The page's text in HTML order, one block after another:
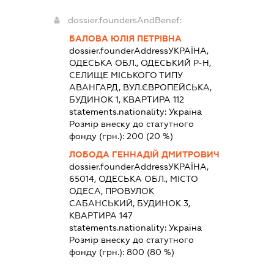
dossier.foundersAndBenef:
БАЛОВА ЮЛІЯ ПЕТРІВНА
dossier.founderAddressУКРАЇНА,
ОДЕСЬКА ОБЛ., ОДЕСЬКИЙ Р-Н,
СЕЛИЩЕ МІСЬКОГО ТИПУ
АВАНГАРД, ВУЛ.ЄВРОПЕЙСЬКА,
БУДИНОК 1, КВАРТИРА 112
statements.nationality:Україна
Розмір внеску до статутного
фонду (грн.):200 (20 %)
ЛОБОДА ГЕННАДІЙ ДМИТРОВИЧ
dossier.founderAddressУКРАЇНА,
65014, ОДЕСЬКА ОБЛ., МІСТО
ОДЕСА, ПРОВУЛОК
САБАНСЬКИЙ, БУДИНОК 3,
КВАРТИРА 147
statements.nationality:Україна
Розмір внеску до статутного
фонду (грн.):800 (80 %)